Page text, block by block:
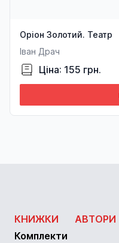
Оріон Золотий. Театр
Іван Драч
Ціна: 155 грн.
КНИЖКИ
Комплекти
АВТОРИ